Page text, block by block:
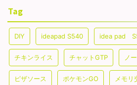
Tag
DIY ideapad S540 idea pad
チキンライス チャットGTP ノ
ピザソース ポケモンGO メモリ